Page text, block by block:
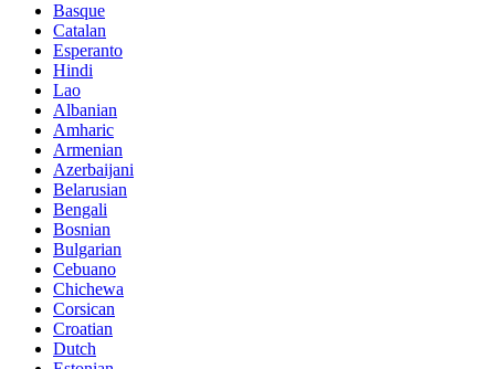
Basque
Catalan
Esperanto
Hindi
Lao
Albanian
Amharic
Armenian
Azerbaijani
Belarusian
Bengali
Bosnian
Bulgarian
Cebuano
Chichewa
Corsican
Croatian
Dutch